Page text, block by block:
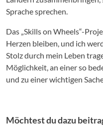
Sprache sprechen.
Das „Skills on Wheels“-
Herzen bleiben, und ich
Stolz durch mein Leben
Möglichkeit, an einer so
und zu einer wichtigen
Möchtest du dazu